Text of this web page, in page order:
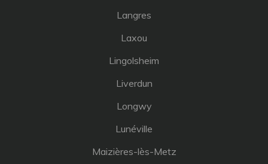
Langres
Laxou
Lingolsheim
Liverdun
Longwy
Lunéville
Maizières-lès-Metz